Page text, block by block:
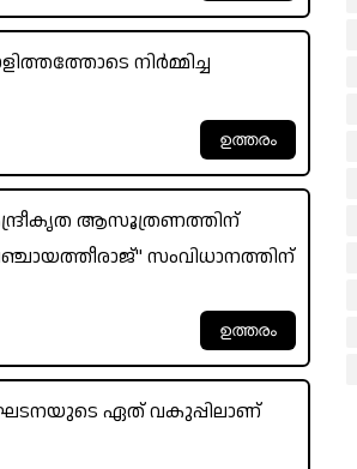
നിർമ്മിച്ച
ആസൂത്രണത്തിന്
സംവിധാനത്തിന്
ഘടനയുടെ ഏത് വകുപ്പിലാണ്